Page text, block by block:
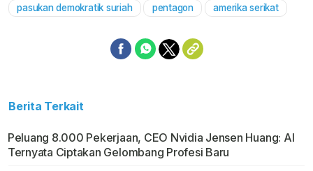
pasukan demokratik suriah pentagon amerika serikat
Berita Terkait
Peluang 8.000 Pekerjaan, CEO Nvidia Jensen Huang: AI
Ternyata Ciptakan Gelombang Profesi Baru